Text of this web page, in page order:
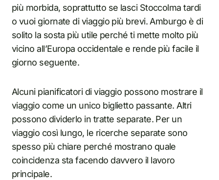
più morbida, soprattutto se lasci Stoccolma tardi
o vuoi giornate di viaggio più brevi. Amburgo è di
solito la sosta più utile perché ti mette molto più
vicino all’Europa occidentale e rende più facile il
giorno seguente.
Alcuni pianificatori di viaggio possono mostrare il
viaggio come un unico biglietto passante. Altri
possono dividerlo in tratte separate. Per un
viaggio così lungo, le ricerche separate sono
spesso più chiare perché mostrano quale
coincidenza sta facendo davvero il lavoro
principale.